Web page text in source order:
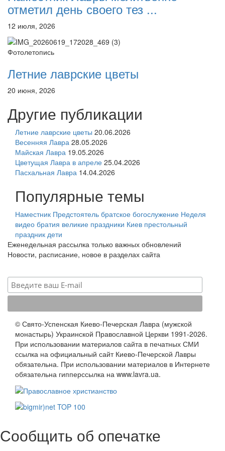
отметил день своего тез ...
12 июля, 2026
Фотолетопись
Летние лаврские цветы
20 июня, 2026
Другие публикации
Летние лаврские цветы 20.06.2026
Весенняя Лавра 28.05.2026
Майская Лавра 19.05.2026
Цветущая Лавра в апреле 25.04.2026
Пасхальная Лавра 14.04.2026
Популярные темы
Наместник Предстоятель братское богослужение Неделя
видео братия великие праздники Киев престольный
праздник дети
Еженедельная рассылка только важных обновлений
Новости, расписание, новое в разделах сайта
© Свято-Успенская Киево-Печерская Лавра (мужской
монастырь) Украинской Православной Церкви 1991-2026.
При использовании материалов сайта в печатных СМИ
ссылка на официальный сайт Киево-Печерской Лавры
обязательна. При использовании материалов в Интернете
обязательна гипперссылка на www.lavra.ua.
Сообщить об опечатке